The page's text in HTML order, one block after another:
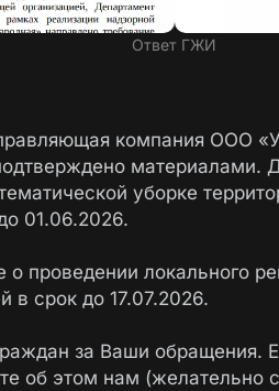
Ответ ГЖИ
компания ООО
материалами.
уборке
01.06.2026.
проведении локального
в срок до 17.07.2026.
за Ваши обращения.
об этом нам (желательно